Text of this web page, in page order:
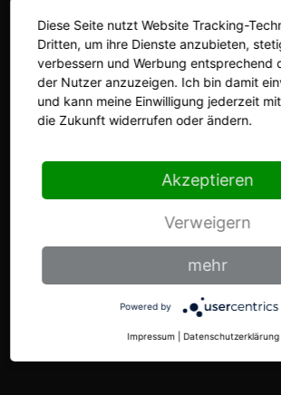
DIE MESSERFABRIK
Markengeschichte
SERVICE FÜR KUNDEN
Für Kunden: Registrierung zur Mediendatenbank
Mediadatenbank Kunden-Login
Diese Seite nutzt Website Tracking-
Dritten, um ihre Dienste anzubieten,
verbessern und Werbung entsprechend
der Nutzer anzuzeigen. Ich bin damit
und kann meine Einwilligung jederzeit
die Zukunft widerrufen oder ändern.
Akzeptieren
Verweigern
mehr
Powered by
Impressum Datenschutzerklärung